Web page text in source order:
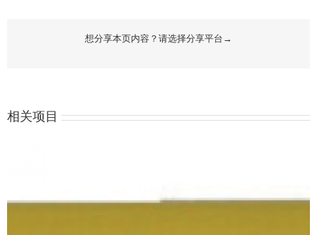
想分享本页内容？请选择分享平台→
相关项目